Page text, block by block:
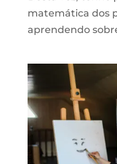
matemática dos
aprendendo